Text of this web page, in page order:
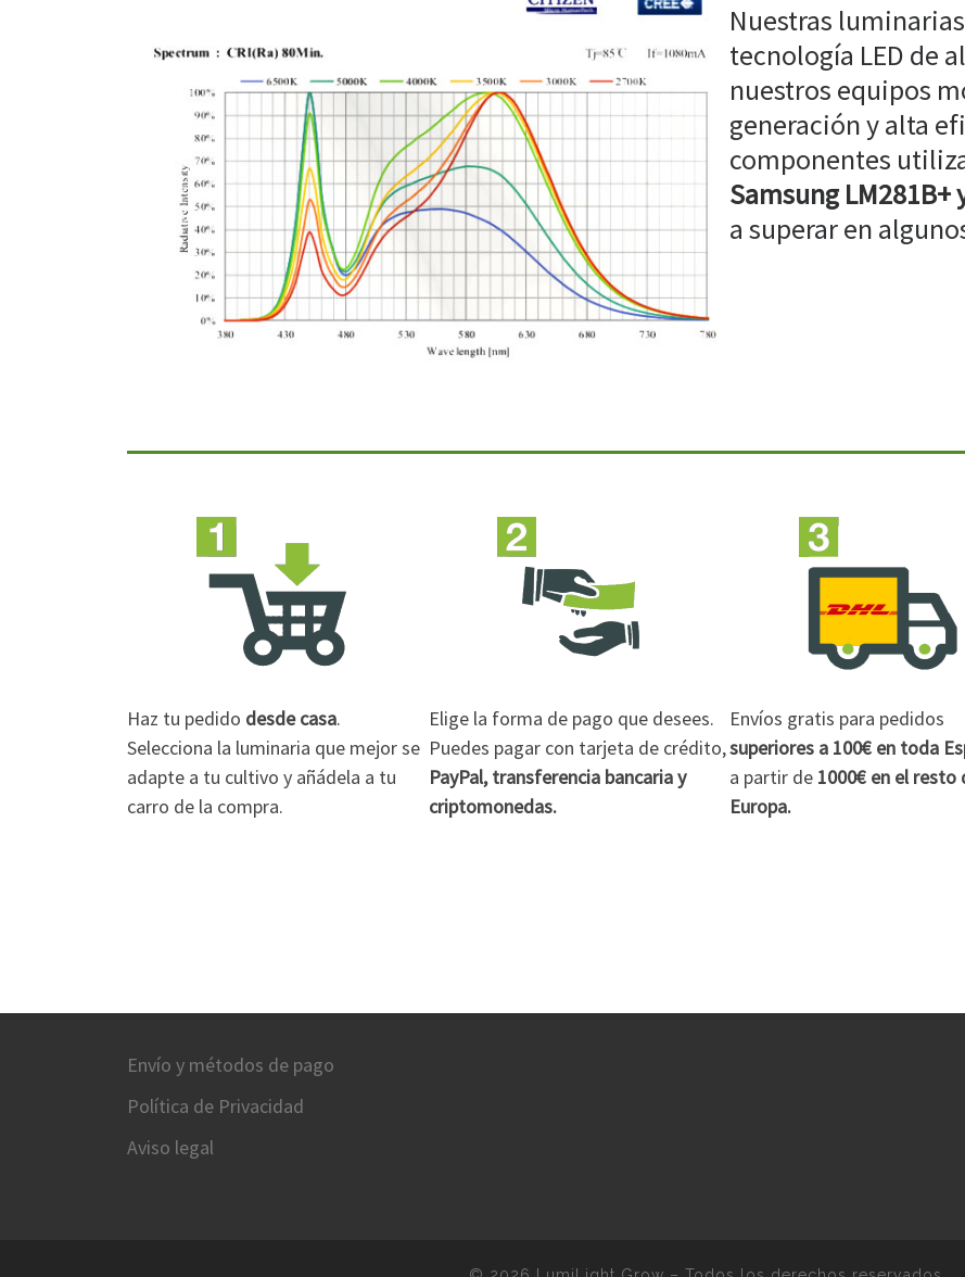
Nuestras
tecnología LED de
nuestros equipos
generación y alta
componentes
Samsung LM281B+
a superar en
Haz tu pedido desde casa.
Selecciona la luminaria que mejor se
adapte a tu cultivo y añádela a tu
carro de la compra.
Elige la forma de pago que desees.
Puedes pagar con tarjeta de crédito,
PayPal, transferencia bancaria y
criptomonedas.
Envíos gratis para pedidos
superiores a 100€ en toda
a partir de 1000€ en el resto
Europa.
Envío y métodos de pago
Política de Privacidad
Aviso legal